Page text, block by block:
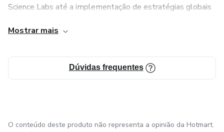
Se você atua com Category Management, Trade
conteúdo vai te dar um novo nível de clareza e influência
Porque no fim do dia, mix bom não é o mais completo.
Science Labs até a implementação de estratégias globais
prática com foco em resultado.
Ao longo da minha trajetória, atuei em frentes como:
• Liderança de times multifuncionais, impulsionando
Mostrar mais
Dúvidas frequentes
O conteúdo deste produto não representa a opinião da Hotmart.